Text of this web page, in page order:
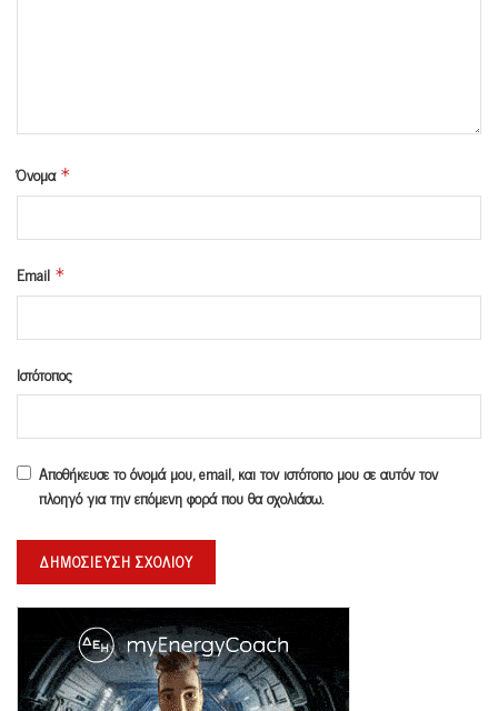
Όνομα *
Email *
Ιστότοπος
Αποθήκευσε το όνομά μου, email, και τον ιστότοπο μου σε αυτόν τον
πλοηγό για την επόμενη φορά που θα σχολιάσω.